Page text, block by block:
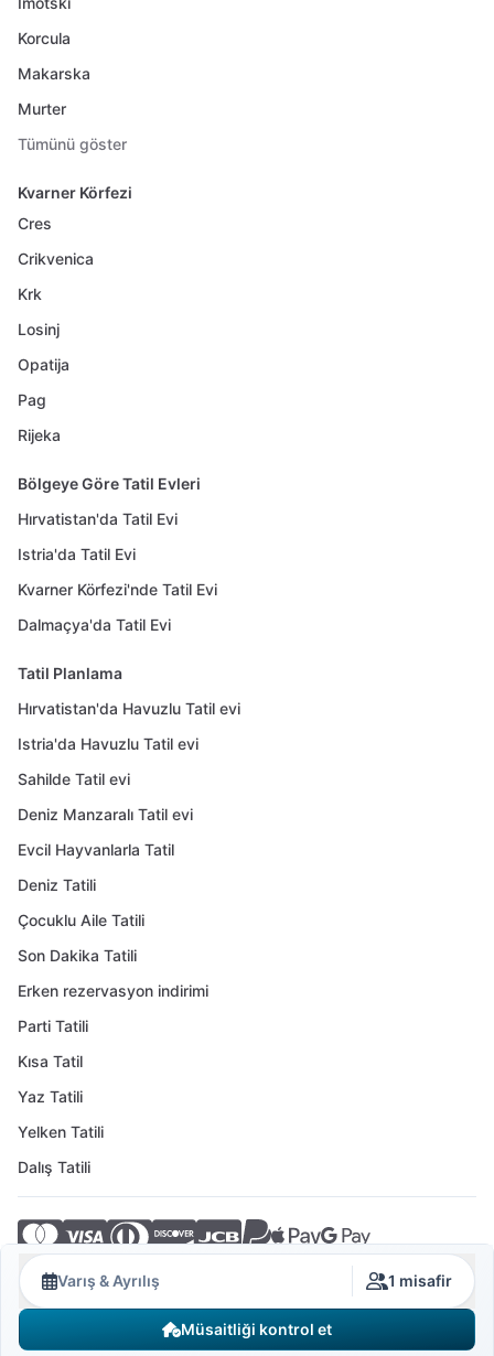
Varış & Ayrılış 1 misafir
Müsaitliği kontrol et
Korcula
Makarska
Murter
Tümünü göster
Kvarner Körfezi
Cres
Crikvenica
Krk
Losinj
Opatija
Pag
Rijeka
Bölgeye Göre Tatil Evleri
Hırvatistan'da Tatil Evi
Istria'da Tatil Evi
Kvarner Körfezi'nde Tatil Evi
Dalmaçya'da Tatil Evi
Tatil Planlama
Hırvatistan'da Havuzlu Tatil evi
Istria'da Havuzlu Tatil evi
Sahilde Tatil evi
Deniz Manzaralı Tatil evi
Evcil Hayvanlarla Tatil
Deniz Tatili
Çocuklu Aile Tatili
Son Dakika Tatili
Erken rezervasyon indirimi
Parti Tatili
Kısa Tatil
Yaz Tatili
Yelken Tatili
Dalış Tatili
© 2026 Crovillas GmbH